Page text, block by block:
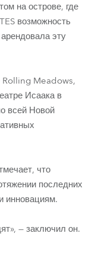
на острове, где
возможность
эту
Rolling Meadows,
Исаака в
всей Новой
что
последних
инновациям.
— заключил он.